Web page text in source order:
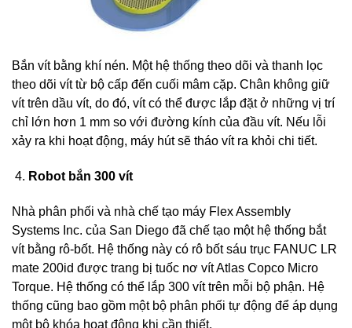
Bắn vít bằng khí nén. Một hệ thống theo dõi và thanh lọc
theo dõi vít từ bộ cấp đến cuối mâm cặp. Chân không giữ
vít trên dầu vít, do đó, vít có thể được lắp đặt ở những vị trí
chỉ lớn hơn 1 mm so với đường kính của đầu vít. Nếu lỗi
xảy ra khi hoạt động, máy hút sẽ tháo vít ra khỏi chi tiết.
Robot bắn 300 vít
Nhà phân phối và nhà chế tạo máy Flex Assembly
Systems Inc. của San Diego đã chế tạo một hệ thống bắt
vít bằng rô-bốt. Hệ thống này có rô bốt sáu trục FANUC LR
mate 200id được trang bị tuốc nơ vít Atlas Copco Micro
Torque. Hệ thống có thể lắp 300 vít trên mỗi bộ phận. Hệ
thống cũng bao gồm một bộ phân phối tự động để áp dụng
một bộ khóa hoạt động khi cần thiết.